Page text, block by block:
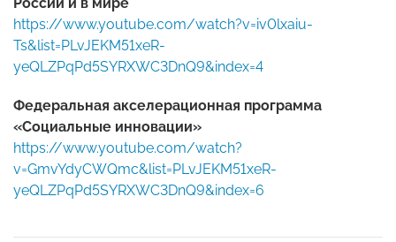
https://www.youtube.com/watch?v=iv0lxaiu-
Ts&list=PLvJEKM51xeR-
yeQLZPqPd5SYRXWC3DnQ9&index=4
Федеральная акселерационная программа
«Социальные инновации»
https://www.youtube.com/watch?
v=GmvYdyCWQmc&list=PLvJEKM51xeR-
yeQLZPqPd5SYRXWC3DnQ9&index=6